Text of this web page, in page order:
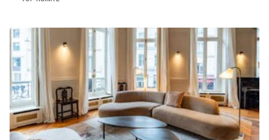
Schitterend uitzicht
Smoking Area
Soundproof
Straatniveau